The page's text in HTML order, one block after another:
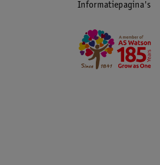
Informatiepagina's